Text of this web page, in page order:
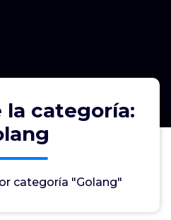
la categoría:
categoría "Golang"